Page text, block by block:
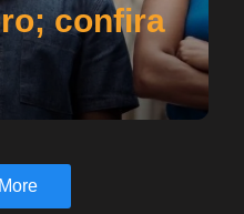
confira